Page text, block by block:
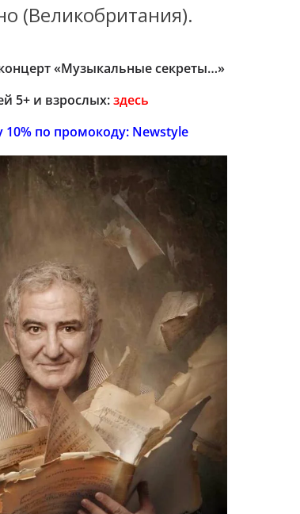
(Великобритания).
«Музыкальные секреты…»
5+ и взрослых:здесь
10% по промокоду: Newstyle